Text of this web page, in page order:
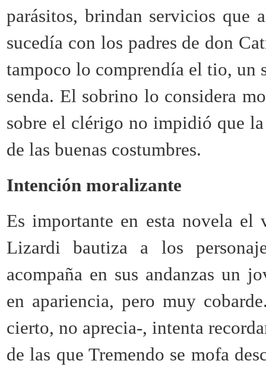
parásitos, brindan servicios que
sucedía con los padres de don
tampoco lo comprendía el tio, un
senda. El sobrino lo considera
sobre el clérigo no impidió que
de las buenas costumbres.
Intención moralizante
Es importante en esta novela
Lizardi bautiza a los
acompaña en sus andanzas un
en apariencia, pero muy
cierto, no aprecia-, intenta
de las que Tremendo se mofa